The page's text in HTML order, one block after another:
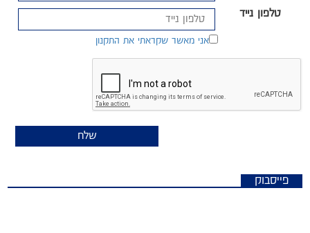
טלפון נייד
אני מאשר שקראתי את התקנון
פייסבוק